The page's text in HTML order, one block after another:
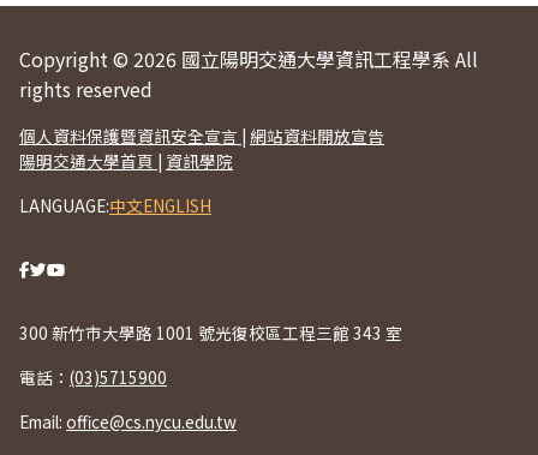
Copyright © 2026 國立陽明交通大學資訊工程學系 All
rights reserved
個人資料保護暨資訊安全宣言 | 網站資料開放宣告
陽明交通大學首頁 | 資訊學院
LANGUAGE:中文ENGLISH
300 新竹市大學路 1001 號光復校區工程三館 343 室
電話： (03)5715900
Email: office@cs.nycu.edu.tw